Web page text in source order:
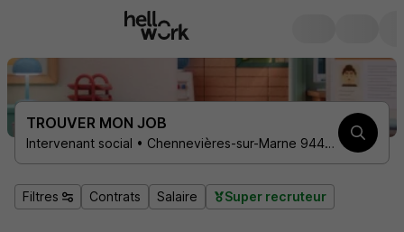
TROUVER MON JOB
Intervenant social • Chennevières-sur-Marne 94430
Filtres Contrats Salaire Super recruteur